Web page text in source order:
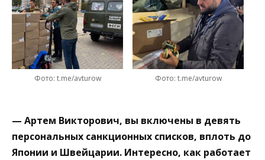
Фото: t.me/avturow Фото: t.me/avturow
— Артем Викторович, вы включены в девять
персональных санкционных списков, вплоть до
Японии и Швейцарии. Интересно, как работает